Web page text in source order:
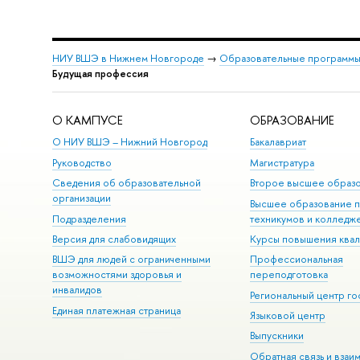
НИУ ВШЭ в Нижнем Новгороде → Образовательные
Будущая профессия
О КАМПУСЕ
О НИУ ВШЭ – Нижний Новгород
Руководство
Сведения об образовательной
организации
Подразделения
Версия для слабовидящих
ВШЭ для людей с ограниченными
возможностями здоровья и
инвалидов
Единая платежная страница
ОБРАЗОВАНИЕ
Бакалавриат
Магистратура
Второе высшее
Высшее образование
техникумов и
Курсы повышения
Профессиональная
переподготовка
Региональный центр
Языковой центр
Выпускники
Обратная связь и